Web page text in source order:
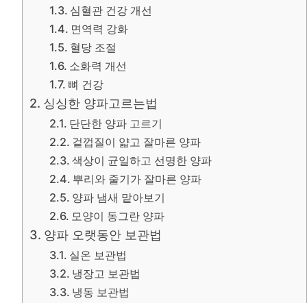
심혈관 건강 개선
면역력 강화
혈당 조절
소화력 개선
뼈 건강
싱싱한 양파고르는법
단단한 양파 고르기
겉껍질이 얇고 잘마른 양파
색상이 균일하고 선명한 양파
뿌리와 줄기가 잘마른 양파
양파 냄새 맡아보기
모양이 동그란 양파
양파 오랫동안 보관법
실온 보관법
냉장고 보관법
냉동 보관법